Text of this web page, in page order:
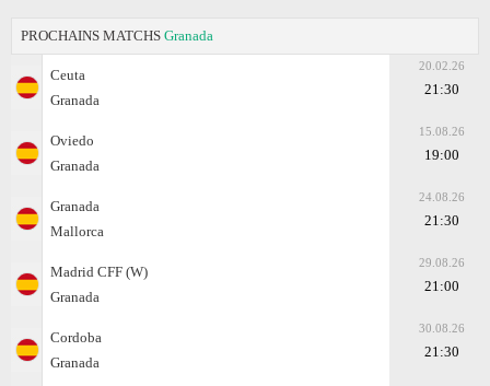
PROCHAINS MATCHS Granada
Ceuta
Granada
20.02.26
21:30
Oviedo
Granada
15.08.26
19:00
Granada
Mallorca
24.08.26
21:30
Madrid CFF (W)
Granada
29.08.26
21:00
Cordoba
Granada
30.08.26
21:30